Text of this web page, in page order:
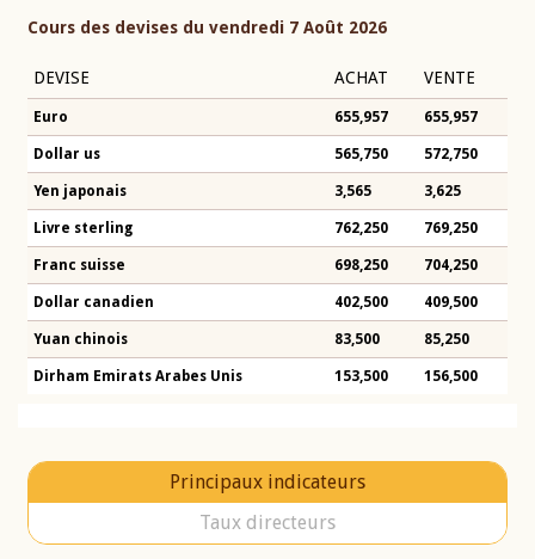
Cours des devises du vendredi 7 Août 2026
DEVISE ACHAT VENTE
Euro 655,957 655,957
Dollar us 565,750 572,750
Yen japonais 3,565 3,625
Livre sterling 762,250 769,250
Franc suisse 698,250 704,250
Dollar canadien 402,500 409,500
Yuan chinois 83,500 85,250
Dirham Emirats Arabes Unis 153,500 156,500
Principaux indicateurs
Taux directeurs